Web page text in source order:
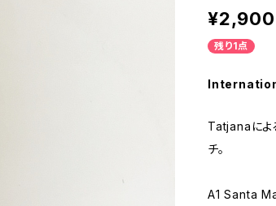
¥2,900
残り1点
Tatjanaによ
チ。
A1 Santa